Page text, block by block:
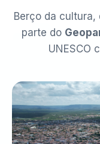
Berço da
parte do
UNESCO